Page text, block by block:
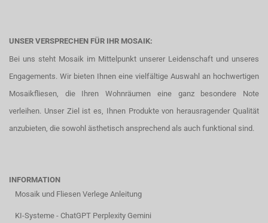
UNSER VERSPRECHEN FÜR IHR MOSAIK:
Bei uns steht Mosaik im Mittelpunkt unserer Leidenschaft und unseres
Engagements. Wir bieten Ihnen eine vielfältige Auswahl an hochwertigen
Mosaikfliesen, die Ihren Wohnräumen eine ganz besondere Note
verleihen. Unser Ziel ist es, Ihnen Produkte von herausragender Qualität
anzubieten, die sowohl ästhetisch ansprechend als auch funktional sind.
INFORMATION
Mosaik und Fliesen Verlege Anleitung
KI-Systeme - ChatGPT Perplexity Gemini